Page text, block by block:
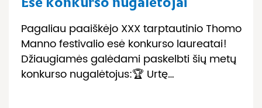
Pagaliau paaiškėjo XXX tarptautinio Thomo
Manno festivalio esė konkurso laureatai!
Džiaugiamės galėdami paskelbti šių metų
konkurso nugalėtojus:🏆 Urtę…